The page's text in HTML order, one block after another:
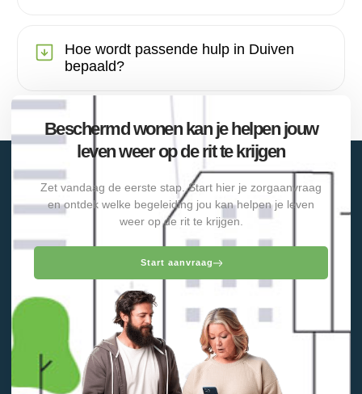
Hoe wordt passende hulp in Duiven
bepaald?
Beschermd wonen kan je helpen jouw
leven weer op de rit te krijgen
Zet vandaag de eerste stap. Start hier je zorgaanvraag
en ontdek welke begeleiding jou kan helpen je leven
weer op de rit te krijgen.
Start aanvraag